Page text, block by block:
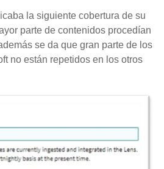
la siguiente cobertura de su
parte de contenidos procedían
se da que gran parte de los
no están repetidos en los otros